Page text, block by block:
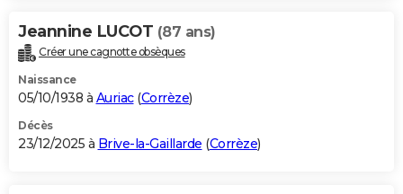
Jeannine LUCOT (87 ans)
Créer une cagnotte obsèques
Naissance
05/10/1938 à Auriac(Corrèze)
Décès
23/12/2025 à Brive-la-Gaillarde (Corrèze)